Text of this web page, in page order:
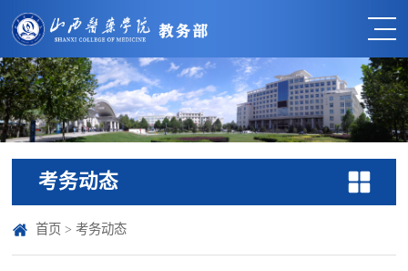
考务动态
首页 > 考务动态